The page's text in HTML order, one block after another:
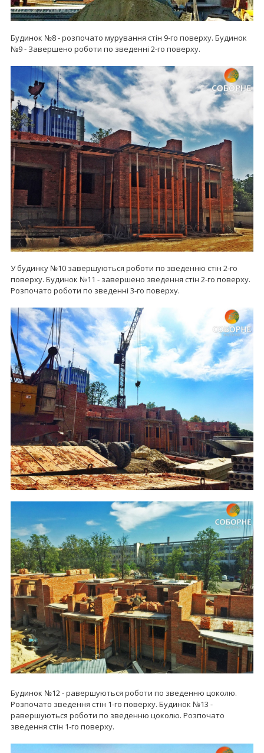
Будинок №8 - розпочато мурування стін 9-го поверху. Будинок
№9 - Завершено роботи по зведенні 2-го поверху.
У будинку №10 завершуються роботи по зведенню стін 2-го
поверху. Будинок №11 - завершено зведення стін 2-го поверху.
Розпочато роботи по зведенні 3-го поверху.
Будинок №12 - pавершуються роботи по зведенню цоколю.
Розпочато зведення стін 1-го поверху. Будинок №13 -
pавершуються роботи по зведенню цоколю. Розпочато
зведення стін 1-го поверху.